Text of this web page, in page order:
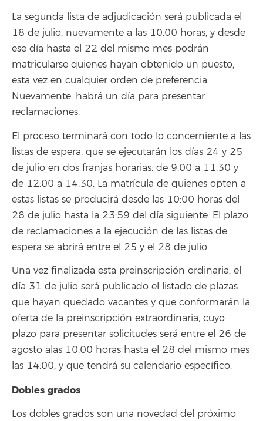
La segunda lista de adjudicación será publicada el
18 de julio, nuevamente a las 10:00 horas, y desde
ese día hasta el 22 del mismo mes podrán
matricularse quienes hayan obtenido un puesto,
esta vez en cualquier orden de preferencia.
Nuevamente, habrá un día para presentar
reclamaciones.
El proceso terminará con todo lo concerniente a las
listas de espera, que se ejecutarán los días 24 y 25
de julio en dos franjas horarias: de 9:00 a 11:30 y
de 12:00 a 14:30. La matrícula de quienes opten a
estas listas se producirá desde las 10:00 horas del
28 de julio hasta la 23:59 del día siguiente. El plazo
de reclamaciones a la ejecución de las listas de
espera se abrirá entre el 25 y el 28 de julio.
Una vez finalizada esta preinscripción ordinaria, el
día 31 de julio será publicado el listado de plazas
que hayan quedado vacantes y que conformarán la
oferta de la preinscripción extraordinaria, cuyo
plazo para presentar solicitudes será entre el 26 de
agosto alas 10:00 horas hasta el 28 del mismo mes
las 14:00, y que tendrá su calendario específico.
Dobles grados
Los dobles grados son una novedad del próximo